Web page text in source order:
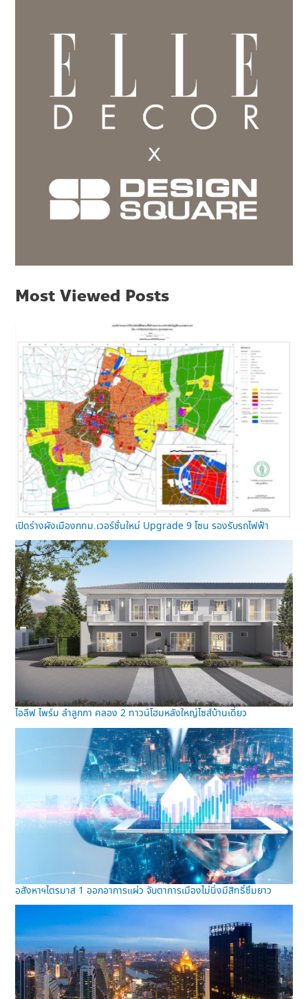
Most Viewed Posts
เปิดร่างผังเมืองกทม.เวอร์ชั่นใหม่ Upgrade 9 โซน รองรับรถไฟฟ้า
ไอลีฟ ไพร์ม ลำลูกกา คลอง 2 ทาวน์โฮมหลังใหญ่ไซส์บ้านเดี่ยว
อสังหาฯไตรมาส 1 ออกอาการแผ่ว จับตาการเมืองไม่นิ่งมีสิทธิ์ซึมยาว